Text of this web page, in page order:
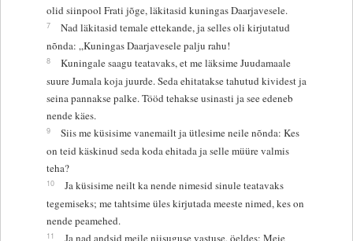
olid siinpool Frati jõge, läkitasid kuningas Daarjavesele.
7
Nad läkitasid temale ettekande, ja selles oli kirjutatud
nõnda: „Kuningas Daarjavesele palju rahu!
8
Kuningale saagu teatavaks, et me läksime Juudamaale
suure Jumala koja juurde. Seda ehitatakse tahutud kividest ja
seina pannakse palke. Tööd tehakse usinasti ja see edeneb
nende käes.
9
Siis me küsisime vanemailt ja ütlesime neile nõnda: Kes
on teid käskinud seda koda ehitada ja selle müüre valmis
teha?
10
Ja küsisime neilt ka nende nimesid sinule teatavaks
tegemiseks; me tahtsime üles kirjutada meeste nimed, kes on
nende peamehed.
11 Ja nad andsid meile niisuguse vastuse, öeldes: Meie